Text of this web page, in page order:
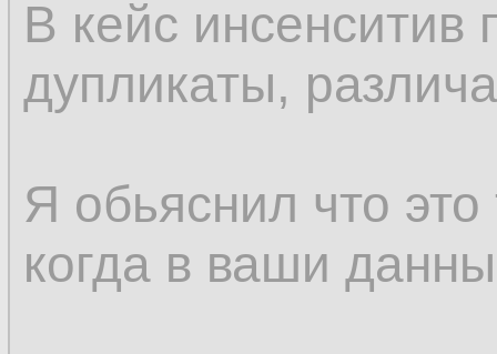
В кейс инсенситив
дупликаты,
Я обьяснил что
когда в ваши